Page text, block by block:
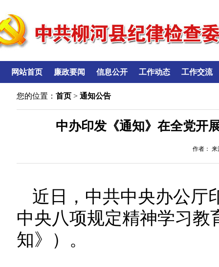
网站首页 廉政要闻 信息公开 工作动态 工作交流
您的位置：首页 >通知公告
中办印发《通知》在全党开
作者： 来
近日，中共中央办公厅
中央八项规定精神学习教
知》）。